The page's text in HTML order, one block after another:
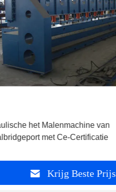
het Malenmachine van
met Ce-Certificatie
Krijg Beste Prijs